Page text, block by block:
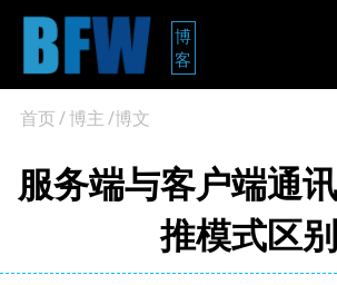
博
客
首页/博主/博文
服务端与客户端通
推模式区别